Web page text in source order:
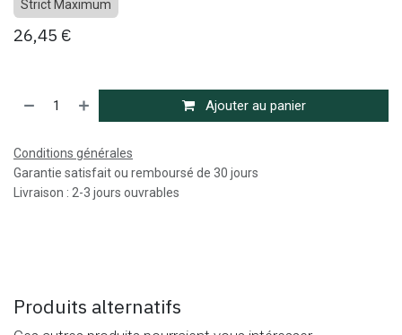
Strict Maximum
26,45 €
Ajouter au panier
Conditions générales
Garantie satisfait ou remboursé de 30 jours
Livraison : 2-3 jours ouvrables
Produits alternatifs